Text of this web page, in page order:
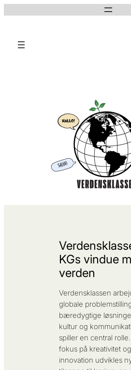
KGs vindue
verden
Verdensklassen
globale
bæredygtige
kultur og
spiller en central
fokus på kreativitet og
innovation udvikles